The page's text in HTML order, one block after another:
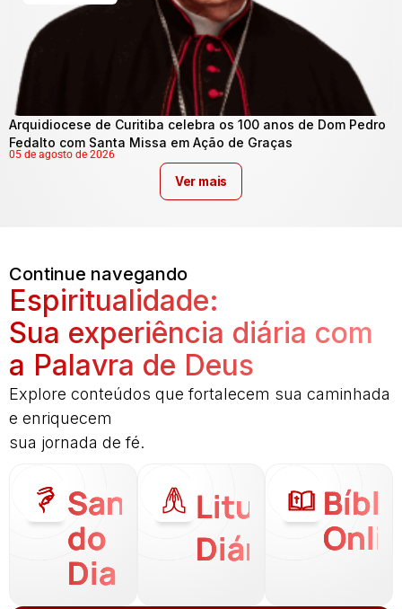
Arquidiocese de Curitiba celebra os 100 anos de Dom Pedro
Fedalto com Santa Missa em Ação de Graças
05 de agosto de 2026
Ver mais
Continue navegando
Espiritualidade:
Sua experiência diária com
a Palavra de Deus
Explore conteúdos que fortalecem sua caminhada
e enriquecem
sua jornada de fé.
Santo
do
Dia
Liturgia
Diária